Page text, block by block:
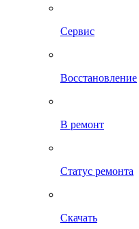
Сервис
Восстановление
В ремонт
Статус ремонта
Скачать